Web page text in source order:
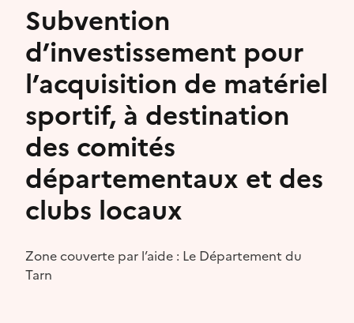
Subvention
d’investissement pour
l’acquisition de matériel
sportif, à destination
des comités
départementaux et des
clubs locaux
Zone couverte par l’aide : Le Département du
Tarn